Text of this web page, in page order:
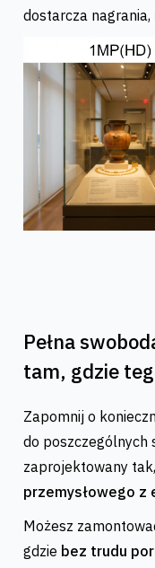
dostarcza nagrania,
Pełna
tam, gdzie
Zapomnij o
do poszczególnych
zaprojektowany
przemysłowego
Możesz
gdzie bez trudu